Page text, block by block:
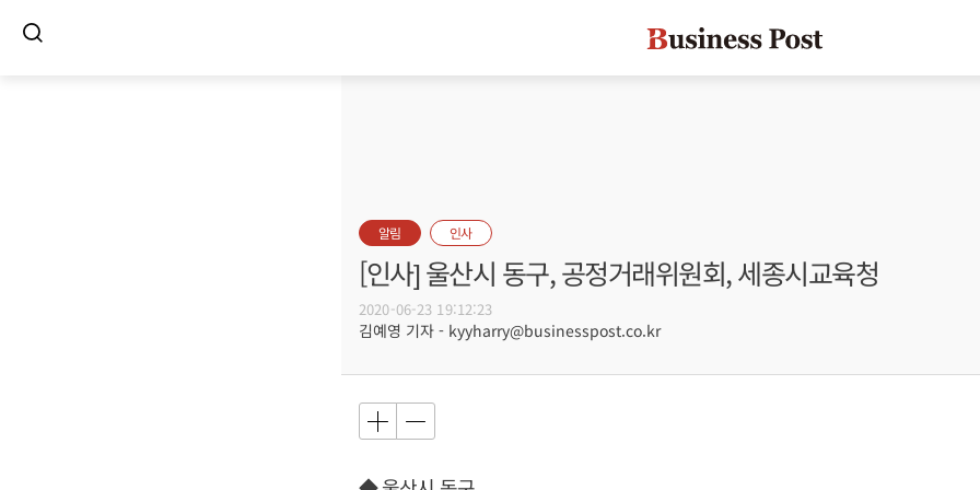
알림 인사
[인사] 울산시 동구, 공정거래위원회, 세종시교육청
2020-06-23 19:12:23
김예영 기자 - kyyharry@businesspost.co.kr